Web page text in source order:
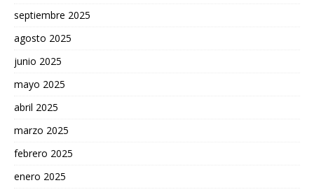
septiembre 2025
agosto 2025
junio 2025
mayo 2025
abril 2025
marzo 2025
febrero 2025
enero 2025